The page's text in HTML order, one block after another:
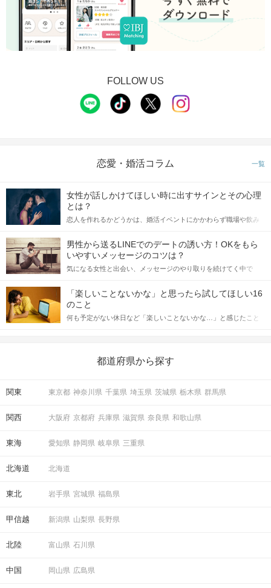
FOLLOW US
恋愛・婚活コラム 一覧
女性が話しかけてほしい時に出すサインとその心理
とは？
恋人を作れるかどうかは、婚活イベントにかかわらず職場や飲み
てアプローチできるかにも左右されます。 これから恋人作りを本
格的に始めようとしている方は、女性が異性を求めて出すサイン
をしっかりと理解し、正しい行動に移せるかどうかが重要。 この
記事では、女性が話しかけて欲しい時に出すサインとその心理を
合にどのような行動に繋げるべきかをご紹介していきます。
男性から送るLINEでのデートの誘い方！OKをもら
いやすいメッセージのコツは？
気になる女性と出会い、メッセージのやり取りを続けてく中で
しかし、中には「どう誘ったらいいの？」とお困りの男性もいら
っしゃるのではないでしょうか。 そこで今回は、男性から女性へ
送るLINEでのデートの誘い方のコツをご紹介します。例文も混じ
えながら解説するので、ぜひ参考にしてください。
「楽しいことないかな」と思ったら試してほしい16
のこと
何も予定がない休日など「楽しいことないかな…」と感じたこと
の楽しいことアイデアを集めました♪ いままさに楽しいことを探し
都道府県から探す
関東 東京都 神奈川県 千葉県 埼玉県 茨城県 栃木県 群馬県
関西 大阪府 京都府 兵庫県 滋賀県 奈良県 和歌山県
東海 愛知県 静岡県 岐阜県 三重県
北海道 北海道
東北 岩手県 宮城県 福島県
甲信越 新潟県 山梨県 長野県
北陸 富山県 石川県
中国 岡山県 広島県